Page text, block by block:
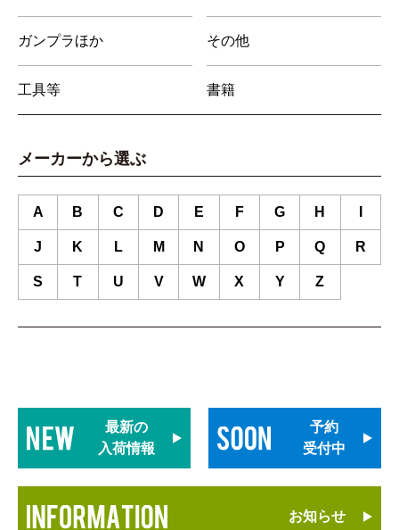
ガンプラほか その他
工具等 書籍
メーカーから選ぶ
A B C D E F G H
J K L M N O P Q R
S T U V W X Y Z
最新の
入荷情報
予約
受付中
お知らせ